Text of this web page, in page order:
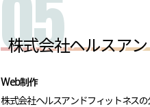
株式会社ヘルスア
Web制作
株式会社ヘルスアンドフィットネス